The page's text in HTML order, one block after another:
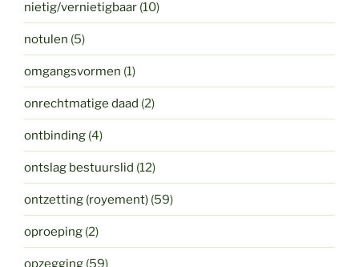
nietig/vernietigbaar (10)
notulen (5)
omgangsvormen (1)
onrechtmatige daad (2)
ontbinding (4)
ontslag bestuurslid (12)
ontzetting (royement) (59)
oproeping (2)
opzegging (59)